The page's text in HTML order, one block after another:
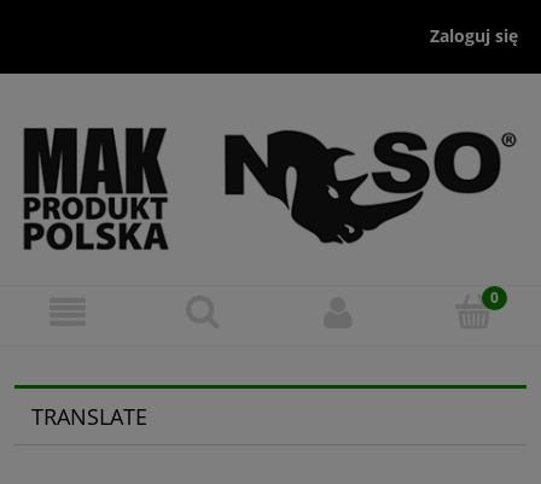
Zaloguj się
TRANSLATE